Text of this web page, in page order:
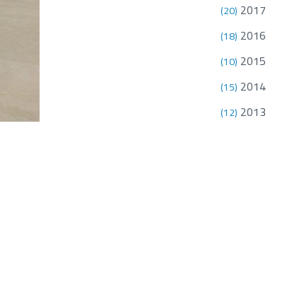
2017
(20)
2016
(18)
2015
(10)
2014
(15)
2013
(12)